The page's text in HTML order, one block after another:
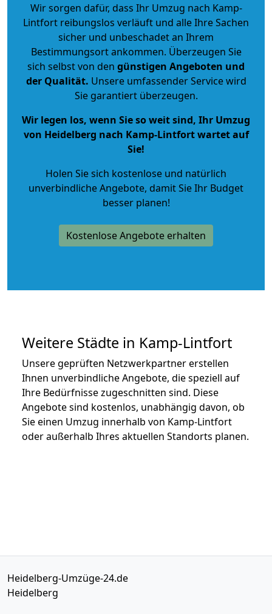
Wir sorgen dafür, dass Ihr Umzug nach Kamp-
Lintfort reibungslos verläuft und alle Ihre Sachen
sicher und unbeschadet an Ihrem
Bestimmungsort ankommen. Überzeugen Sie
sich selbst von den günstigen Angeboten und
der Qualität. Unsere umfassender Service wird
Sie garantiert überzeugen.
Wir legen los, wenn Sie so weit sind, Ihr Umzug
von Heidelberg nach Kamp-Lintfort wartet auf
Sie!
Holen Sie sich kostenlose und natürlich
unverbindliche Angebote, damit Sie Ihr Budget
besser planen!
Kostenlose Angebote erhalten
Weitere Städte in Kamp-Lintfort
Unsere geprüften Netzwerkpartner erstellen
Ihnen unverbindliche Angebote, die speziell auf
Ihre Bedürfnisse zugeschnitten sind. Diese
Angebote sind kostenlos, unabhängig davon, ob
Sie einen Umzug innerhalb von Kamp-Lintfort
oder außerhalb Ihres aktuellen Standorts planen.
Heidelberg-Umzüge-24.de
Heidelberg